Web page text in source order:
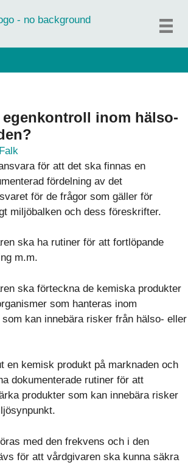
egenkontroll inom hälso-
för att det ska finnas en
fördelning av det
för de frågor som gäller för
miljöbalken och dess föreskrifter.
ska ha rutiner för att fortlöpande
m.m.
ska förteckna de kemiska produkter
som hanteras inom
kan innebära risker från hälso- eller
en kemisk produkt på marknaden och
dokumenterade rutiner för att
produkter som kan innebära risker
med den frekvens och i den
för att vårdgivaren ska kunna säkra